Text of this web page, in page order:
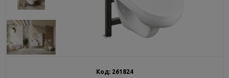
Код: 261824